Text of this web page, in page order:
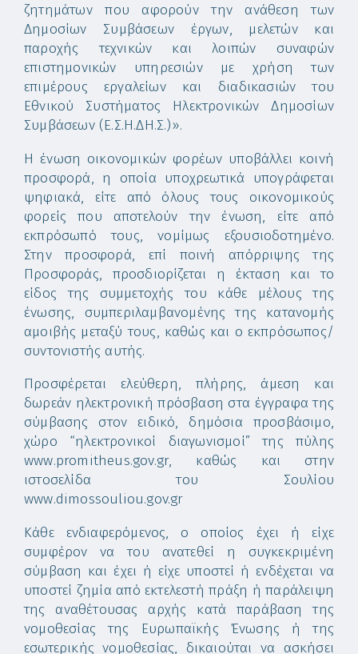
ζητημάτων που αφορούν την ανάθεση των
Δημοσίων Συμβάσεων έργων, μελετών και
παροχής τεχνικών και λοιπών συναφών
επιστημονικών υπηρεσιών με χρήση των
επιμέρους εργαλείων και διαδικασιών του
Εθνικού Συστήματος Ηλεκτρονικών Δημοσίων
Συμβάσεων (Ε.Σ.Η.ΔΗ.Σ.)».
Η ένωση οικονομικών φορέων υποβάλλει κοινή
προσφορά, η οποία υποχρεωτικά υπογράφεται
ψηφιακά, είτε από όλους τους οικονομικούς
φορείς που αποτελούν την ένωση, είτε από
εκπρόσωπό τους, νομίμως εξουσιοδοτημένο.
Στην προσφορά, επί ποινή απόρριψης της
Προσφοράς, προσδιορίζεται η έκταση και το
είδος της συμμετοχής του κάθε μέλους της
ένωσης, συμπεριλαμβανομένης της κατανομής
αμοιβής μεταξύ τους, καθώς και ο εκπρόσωπος/
συντονιστής αυτής.
Προσφέρεται ελεύθερη, πλήρης, άμεση και
δωρεάν ηλεκτρονική πρόσβαση στα έγγραφα της
σύμβασης στον ειδικό, δημόσια προσβάσιμο,
χώρο “ηλεκτρονικοί διαγωνισμοί” της πύλης
www.promitheus.gov.gr, καθώς και στην
ιστοσελίδα του Σουλίου
www.dimossouliou.gov.gr
Κάθε ενδιαφερόμενος, ο οποίος έχει ή είχε
συμφέρον να του ανατεθεί η συγκεκριμένη
σύμβαση και έχει ή είχε υποστεί ή ενδέχεται να
υποστεί ζημία από εκτελεστή πράξη ή παράλειψη
της αναθέτουσας αρχής κατά παράβαση της
νομοθεσίας της Ευρωπαϊκής Ένωσης ή της
εσωτερικής νομοθεσίας, δικαιούται να ασκήσει